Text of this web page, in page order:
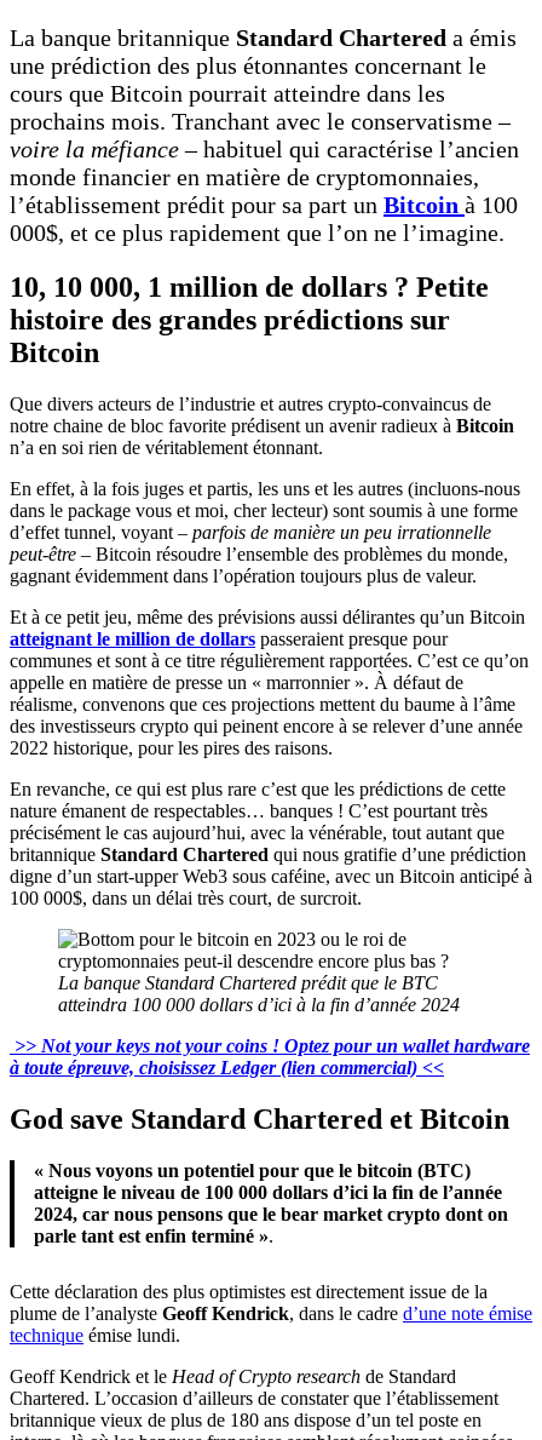
La banque britannique Standard Chartered a émis
une prédiction des plus étonnantes concernant le
cours que Bitcoin pourrait atteindre dans les
prochains mois. Tranchant avec le conservatisme –
voire la méfiance– habituel qui caractérise l’ancien
monde financier en matière de cryptomonnaies,
l’établissement prédit pour sa part un Bitcoin à 100
000$, et ce plus rapidement que l’on ne l’imagine.
10, 10 000, 1 million de dollars ? Petite
histoire des grandes prédictions sur
Bitcoin
Que divers acteurs de l’industrie et autres crypto-convaincus de
notre chaine de bloc favorite prédisent un avenir radieux à Bitcoin
n’a en soi rien de véritablement étonnant.
En effet, à la fois juges et partis, les uns et les autres (incluons-nous
dans le package vous et moi, cher lecteur) sont soumis à une forme
d’effet tunnel, voyant – parfois de manière un peu irrationnelle
peut-être – Bitcoin résoudre l’ensemble des problèmes du monde,
gagnant évidemment dans l’opération toujours plus de valeur.
Et à ce petit jeu, même des prévisions aussi délirantes qu’un Bitcoin
atteignant le million de dollars passeraient presque pour
communes et sont à ce titre régulièrement rapportées. C’est ce qu’on
appelle en matière de presse un « marronnier ». À défaut de
réalisme, convenons que ces projections mettent du baume à l’âme
des investisseurs crypto qui peinent encore à se relever d’une année
2022 historique, pour les pires des raisons.
En revanche, ce qui est plus rare c’est que les prédictions de cette
nature émanent de respectables… banques ! C’est pourtant très
précisément le cas aujourd’hui, avec la vénérable, tout autant que
britannique Standard Chartered qui nous gratifie d’une prédiction
digne d’un start-upper Web3 sous caféine, avec un Bitcoin anticipé à
100 000$, dans un délai très court, de surcroit.
La banque Standard Chartered prédit que le BTC
atteindra 100 000 dollars d’ici à la fin d’année 2024
>> Not your keys not your coins ! Optez pour un wallet hardware
à toute épreuve, choisissez Ledger (lien commercial) <<
God save Standard Chartered et Bitcoin
« Nous voyons un potentiel pour que le bitcoin (BTC)
atteigne le niveau de 100 000 dollars d’ici la fin de l’année
2024, car nous pensons que le bear market crypto dont on
parle tant est enfin terminé ».
Cette déclaration des plus optimistes est directement issue de la
plume de l’analyste Geoff Kendrick, dans le cadre d’une note émise
technique émise lundi.
Geoff Kendrick et le Head of Crypto research de Standard
Chartered. L’occasion d’ailleurs de constater que l’établissement
britannique vieux de plus de 180 ans dispose d’un tel poste en